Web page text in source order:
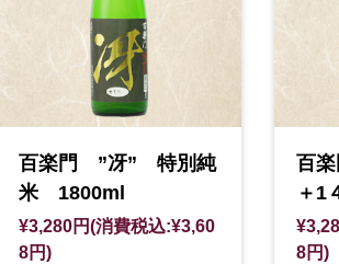
百楽門 ”冴” 特別純
米 1800ml
¥3,280円(消費税込:¥3,60
8円)
百
＋
8円)